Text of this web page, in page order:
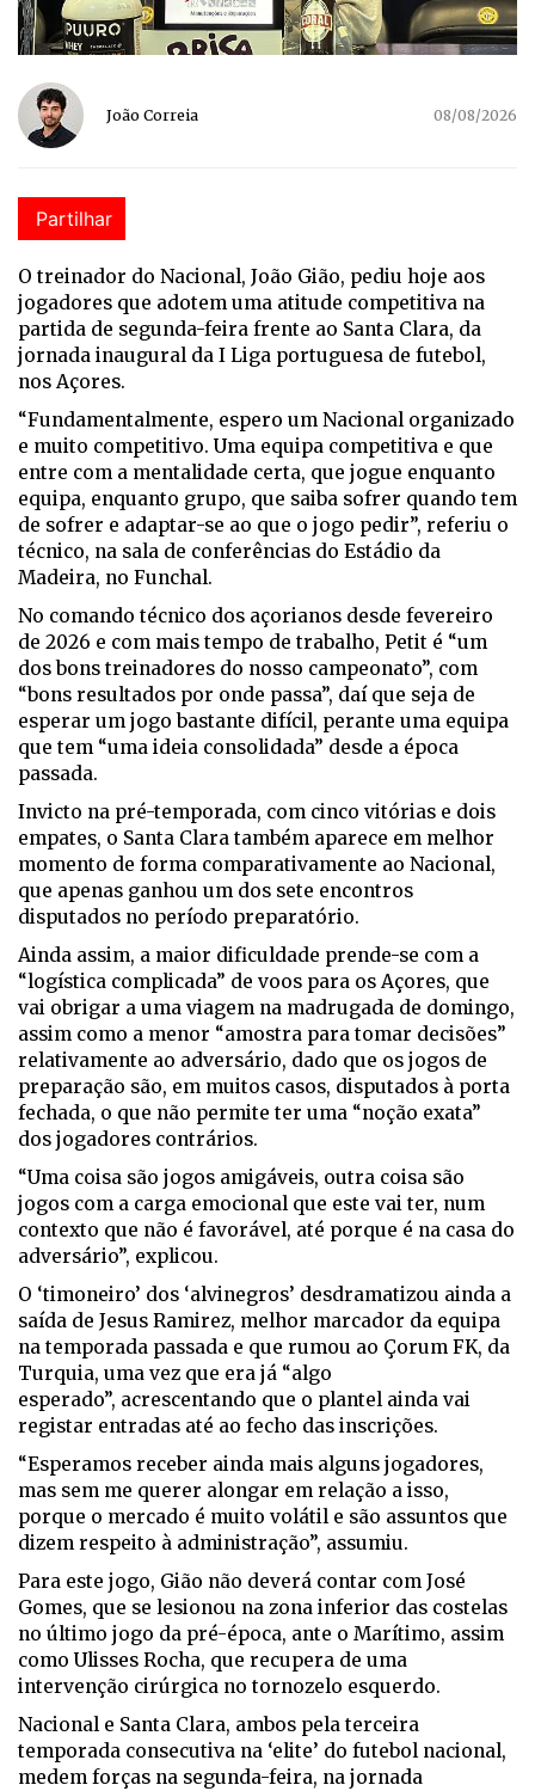
João Correia 08/08/2026
Partilhar
O treinador do Nacional, João Gião, pediu hoje aos
jogadores que adotem uma atitude competitiva na
partida de segunda-feira frente ao Santa Clara, da
jornada inaugural da I Liga portuguesa de futebol,
nos Açores.
“Fundamentalmente, espero um Nacional organizado
e muito competitivo. Uma equipa competitiva e que
entre com a mentalidade certa, que jogue enquanto
equipa, enquanto grupo, que saiba sofrer quando tem
de sofrer e adaptar-se ao que o jogo pedir”, referiu o
técnico, na sala de conferências do Estádio da
Madeira, no Funchal.
No comando técnico dos açorianos desde fevereiro
de 2026 e com mais tempo de trabalho, Petit é “um
dos bons treinadores do nosso campeonato”, com
“bons resultados por onde passa”, daí que seja de
esperar um jogo bastante difícil, perante uma equipa
que tem “uma ideia consolidada” desde a época
passada.
Invicto na pré-temporada, com cinco vitórias e dois
empates, o Santa Clara também aparece em melhor
momento de forma comparativamente ao Nacional,
que apenas ganhou um dos sete encontros
disputados no período preparatório.
Ainda assim, a maior dificuldade prende-se com a
“logística complicada” de voos para os Açores, que
vai obrigar a uma viagem na madrugada de domingo,
assim como a menor “amostra para tomar decisões”
relativamente ao adversário, dado que os jogos de
preparação são, em muitos casos, disputados à porta
fechada, o que não permite ter uma “noção exata”
dos jogadores contrários.
“Uma coisa são jogos amigáveis, outra coisa são
jogos com a carga emocional que este vai ter, num
contexto que não é favorável, até porque é na casa do
adversário”, explicou.
O ‘timoneiro’ dos ‘alvinegros’ desdramatizou ainda a
saída de Jesus Ramirez, melhor marcador da equipa
na temporada passada e que rumou ao Çorum FK, da
Turquia, uma vez que era já “algo
esperado”, acrescentando que o plantel ainda vai
registar entradas até ao fecho das inscrições.
“Esperamos receber ainda mais alguns jogadores,
mas sem me querer alongar em relação a isso,
porque o mercado é muito volátil e são assuntos que
dizem respeito à administração”, assumiu.
Para este jogo, Gião não deverá contar com José
Gomes, que se lesionou na zona inferior das costelas
no último jogo da pré-época, ante o Marítimo, assim
como Ulisses Rocha, que recupera de uma
intervenção cirúrgica no tornozelo esquerdo.
Nacional e Santa Clara, ambos pela terceira
temporada consecutiva na ‘elite’ do futebol nacional,
medem forças na segunda-feira, na jornada